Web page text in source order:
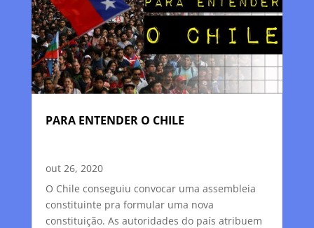
PARA ENTENDER O CHILE
out 26, 2020
O Chile conseguiu convocar uma assembleia
constituinte pra formular uma nova
constituição. As autoridades do país atribuem